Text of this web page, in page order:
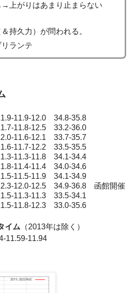
→上がりはあまり止まらない
持久力）が問われる。
ランテ
11.9-12.0 34.8-35.8
11.8-12.5 33.2-36.0
11.6-12.1 33.7-35.7
11.7-12.2 33.5-35.5
11.3-11.8 34.1-34.4
11.4-11.4 34.0-34.6
11.5-11.9 34.1-34.9
12.0-12.5 34.9-36.8 函館開催
11.3-11.3 33.5-34.1
11.8-12.3 33.0-35.6
イム （2013年は除く）
11.59-11.94